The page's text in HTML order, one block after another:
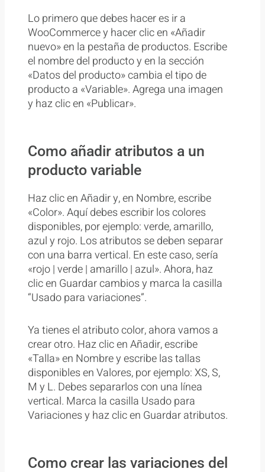
Lo primero que debes hacer es ir a
WooCommerce y hacer clic en «Añadir
nuevo» en la pestaña de productos. Escribe
el nombre del producto y en la sección
«Datos del producto» cambia el tipo de
producto a «Variable». Agrega una imagen
y haz clic en «Publicar».
Como añadir atributos a un
producto variable
Haz clic en Añadir y, en Nombre, escribe
«Color». Aquí debes escribir los colores
disponibles, por ejemplo: verde, amarillo,
azul y rojo. Los atributos se deben separar
con una barra vertical. En este caso, sería
«rojo | verde | amarillo | azul». Ahora, haz
clic en Guardar cambios y marca la casilla
“Usado para variaciones”.
Ya tienes el atributo color, ahora vamos a
crear otro. Haz clic en Añadir, escribe
«Talla» en Nombre y escribe las tallas
disponibles en Valores, por ejemplo: XS, S,
M y L. Debes separarlos con una línea
vertical. Marca la casilla Usado para
Variaciones y haz clic en Guardar atributos.
Como crear las variaciones del